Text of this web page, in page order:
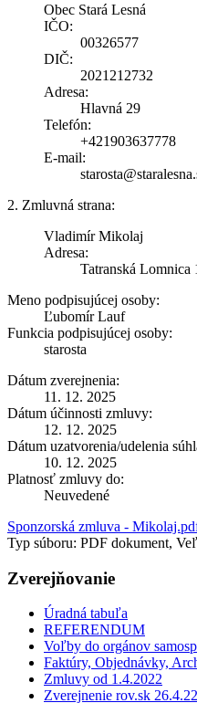
Obec Stará Lesná
IČO:
00326577
DIČ:
2021212732
Adresa:
Hlavná 29
Telefón:
+421903637778
E-mail:
2. Zmluvná strana:
Vladimír Mikolaj
Adresa:
Tatranská Lomnica
Meno podpisujúcej osoby:
Ľubomír Lauf
Funkcia podpisujúcej osoby:
starosta
Dátum zverejnenia:
11. 12. 2025
Dátum účinnosti zmluvy:
12. 12. 2025
Dátum uzatvorenia/udelenia
10. 12. 2025
Platnosť zmluvy do:
Neuvedené
Sponzorská zmluva -
Typ súboru: PDF dokument,
Zverejňovanie
Úradná tabuľa
REFERENDUM
Voľby do orgánov
Faktúry, Objednávky,
Zmluvy od 1.4.2022
Zverejnenie rov.sk 26.4.22